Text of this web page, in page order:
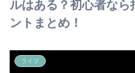
ルはある？初心者な
ントまとめ！
ライブ